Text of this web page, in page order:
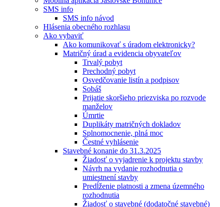
SMS info
SMS info návod
Hlásenia obecného rozhlasu
Ako vybaviť
Ako komunikovať s úradom elektronicky?
Matričný úrad a evidencia obyvateľov
Trvalý pobyt
Prechodný pobyt
Osvedčovanie listín a podpisov
Sobáš
Prijatie skoršieho priezviska po rozvode
manželov
Úmrtie
Duplikáty matričných dokladov
Splnomocnenie, plná moc
Čestné vyhlásenie
Stavebné konanie do 31.3.2025
Žiadosť o vyjadrenie k projektu stavby
Návrh na vydanie rozhodnutia o
umiestnení stavby
Predĺženie platnosti a zmena územného
rozhodnutia
Žiadosť o stavebné (dodatočné stavebné)